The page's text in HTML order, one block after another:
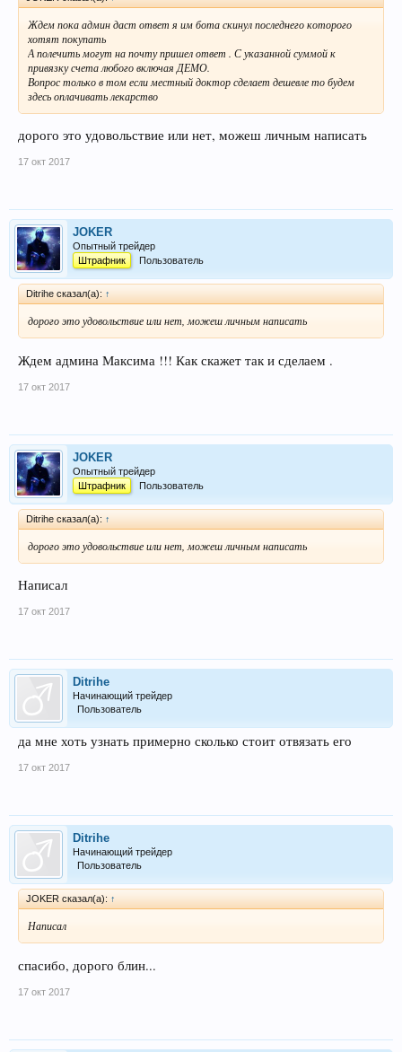
Ждем пока админ даст ответ я им бота скинул последнего которого
хотят покупать
А полечить могут на почту пришел ответ . С указанной суммой к
привязку счета любого включая ДЕМО.
Вопрос только в том если местный доктор сделает дешевле то будем
здесь оплачивать лекарство
дорого это удовольствие или нет, можеш личным написать
17 окт 2017
JOKER
Опытный трейдер
Штрафник
Пользователь
Ditrihe сказал(а): ↑
дорого это удовольствие или нет, можеш личным написать
Ждем админа Максима !!! Как скажет так и сделаем .
17 окт 2017
JOKER
Опытный трейдер
Штрафник
Пользователь
Ditrihe сказал(а): ↑
дорого это удовольствие или нет, можеш личным написать
Написал
17 окт 2017
Ditrihe
Начинающий трейдер
Пользователь
да мне хоть узнать примерно сколько стоит отвязать его
17 окт 2017
Ditrihe
Начинающий трейдер
Пользователь
JOKER сказал(а): ↑
Написал
спасибо, дорого блин...
17 окт 2017